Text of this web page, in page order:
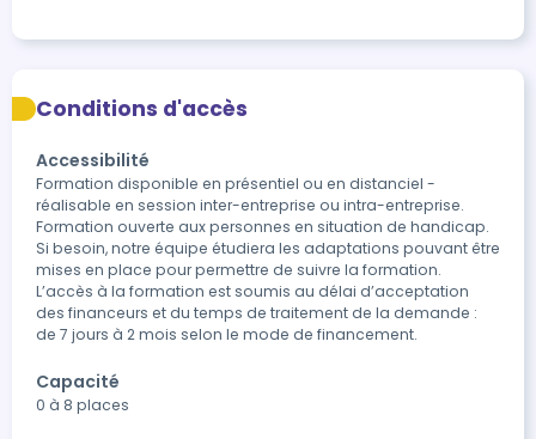
Conditions d'accès
Accessibilité
Formation disponible en présentiel ou en distanciel -
réalisable en session inter-entreprise ou intra-entreprise.
Formation ouverte aux personnes en situation de handicap.
Si besoin, notre équipe étudiera les adaptations pouvant être
mises en place pour permettre de suivre la formation.
L’accès à la formation est soumis au délai d’acceptation
des financeurs et du temps de traitement de la demande :
de 7 jours à 2 mois selon le mode de financement.
Capacité
0 à 8 places